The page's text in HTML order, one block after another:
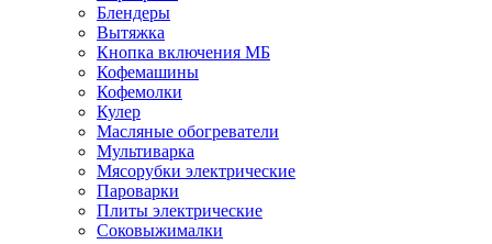
Блендеры
Вытяжка
Кнопка включения МБ
Кофемашины
Кофемолки
Кулер
Масляные обогреватели
Мультиварка
Мясорубки электрические
Пароварки
Плиты электрические
Соковыжималки